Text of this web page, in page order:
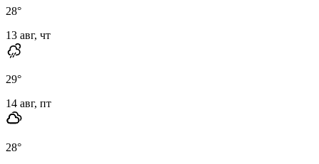
28°
13 авг, чт
29°
14 авг, пт
28°